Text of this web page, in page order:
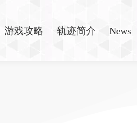
游戏攻略 轨迹简介 News